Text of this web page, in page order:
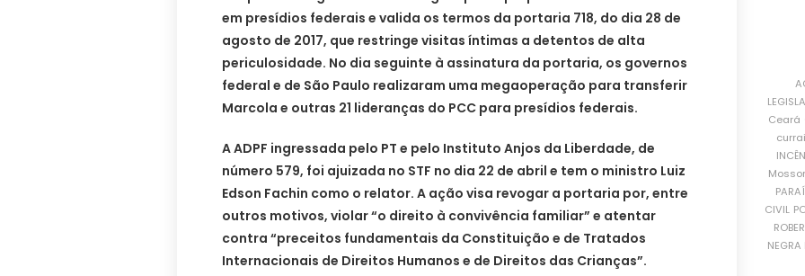
em presídios federais e valida os termos da portaria 718, do dia 28 de
agosto de 2017, que restringe visitas íntimas a detentos de alta
periculosidade. No dia seguinte à assinatura da portaria, os governos
federal e de São Paulo realizaram uma megaoperação para transferir
Marcola e outras 21 lideranças do PCC para presídios federais.
A ADPF ingressada pelo PT e pelo Instituto Anjos da Liberdade, de
número 579, foi ajuizada no STF no dia 22 de abril e tem o ministro Luiz
Edson Fachin como o relator. A ação visa revogar a portaria por, entre
outros motivos, violar “o direito à convivência familiar” e atentar
contra “preceitos fundamentais da Constituição e de Tratados
Internacionais de Direitos Humanos e de Direitos das Crianças”.
Ceará
CIVIL
NEGRA